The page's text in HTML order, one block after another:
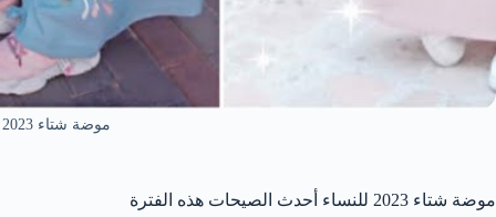
موضة شتاء 2023 للنساء
موضة شتاء 2023 للنساء أحدث الصيحات هذه الفترة